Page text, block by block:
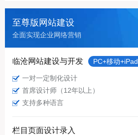
至尊版网站建设
全面实现企业网络营销
临沧网站建设与开发 PC+移动+iPad
一对一定制化设计
首席设计师（12年以上）
支持多种语言
栏目页面设计录入